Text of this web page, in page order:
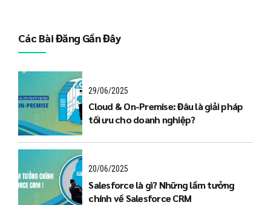
Các Bài Đăng Gần Đây
29/06/2025
Cloud & On-Premise: Đâu là giải pháp
tối ưu cho doanh nghiệp?
20/06/2025
Salesforce là gì? Những lầm tưởng
chính về Salesforce CRM